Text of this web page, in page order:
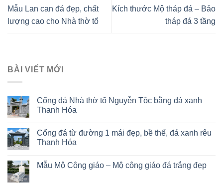
Mẫu Lan can đá đẹp, chất
lượng cao cho Nhà thờ tổ
Kích thước Mộ tháp đá – Bảo
tháp đá 3 tầng
BÀI VIẾT MỚI
Cổng đá Nhà thờ tổ Nguyễn Tộc bằng đá xanh
Thanh Hóa
Cổng đá từ đường 1 mái đẹp, bề thế, đá xanh rêu
Thanh Hóa
Mẫu Mộ Công giáo – Mộ công giáo đá trắng đẹp